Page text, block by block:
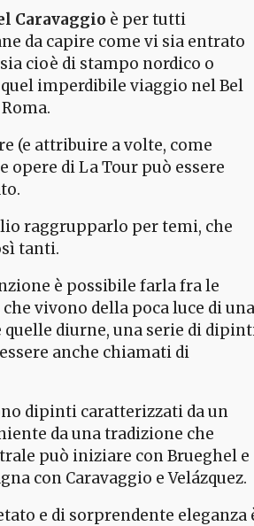
Caravaggio è per tutti
da capire come vi sia entrato
cioè di stampo nordico o
imperdibile viaggio nel Bel
(e attribuire a volte, come
opere di La Tour può essere
raggrupparlo per temi, che
tanti.
è possibile farla fra le
vivono della poca luce di una
quelle diurne, una serie di
anche chiamati di
dipinti caratterizzati da un
da una tradizione che
può iniziare con Brueghel e
con Caravaggio e Velázquez.
e di sorprendente eleganza